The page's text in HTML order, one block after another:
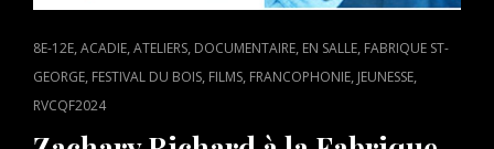
CAT
LINKS
8E-12E,ACADIE,ATELIERS, DOCUMENTAIRE, EN SALLE, FABRIQUE ST-
GEORGE, FESTIVAL DU BOIS, FILMS, FRANCOPHONIE, JEUNESSE,
RVCQF2024